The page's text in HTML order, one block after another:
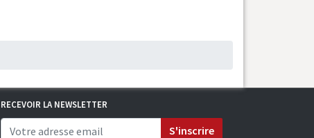
RECEVOIR LA NEWSLETTER
S'inscrire